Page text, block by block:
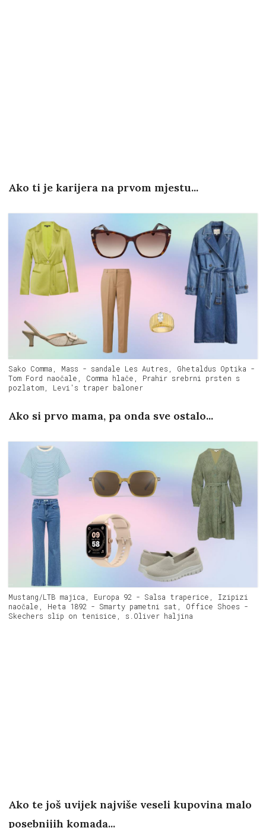
Ako ti je karijera na prvom mjestu...
Sako Comma, Mass - sandale Les Autres, Ghetaldus Optika -
Tom Ford naočale, Comma hlače, Prahir srebrni prsten s
pozlatom, Levi's traper baloner
Ako si prvo mama, pa onda sve ostalo...
Mustang/LTB majica, Europa 92 - Salsa traperice, Izipizi
naočale, Heta 1892 - Smarty pametni sat, Office Shoes -
Skechers slip on tenisice, s.Oliver haljina
Ako te još uvijek najviše veseli kupovina malo
posebnijih komada...